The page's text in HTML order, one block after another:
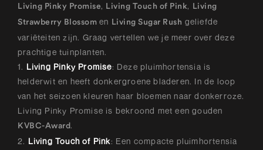
Living Pinky Promise, Living Touch of Pink,
Living
Strawberry Blossom en Living Sugar Rush geliefde
variëteiten zijn. Graag vertellen we je meer over deze
prachtige tuinplanten.
1. Living Pinky Promise: Deze pluimhortensia is
helderwit en heeft donkergroene bladeren. In de loop
van het seizoen kleuren haar bloemen naar donkerroze.
Living Pinky Promise is bekroond met een gouden
KVBC-Award.
2. Living Touch of Pink: Een compacte pluimhortensia